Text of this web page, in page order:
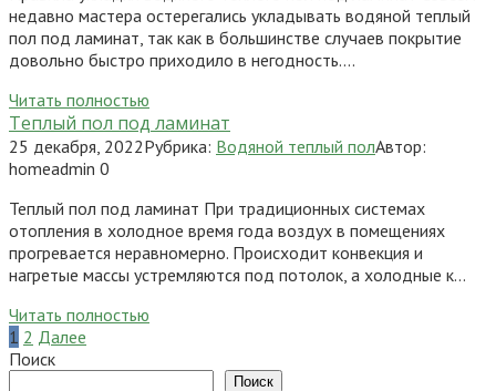
недавно мастера остерегались укладывать водяной теплый
пол под ламинат, так как в большинстве случаев покрытие
довольно быстро приходило в негодность….
Читать полностью
Теплый пол под ламинат
25 декабря, 2022Рубрика: Водяной теплый полАвтор:
homeadmin 0
Теплый пол под ламинат При традиционных системах
отопления в холодное время года воздух в помещениях
прогревается неравномерно. Происходит конвекция и
нагретые массы устремляются под потолок, а холодные к…
Читать полностью
Пагинация
записей
1 2 Далее
Поиск
Поиск